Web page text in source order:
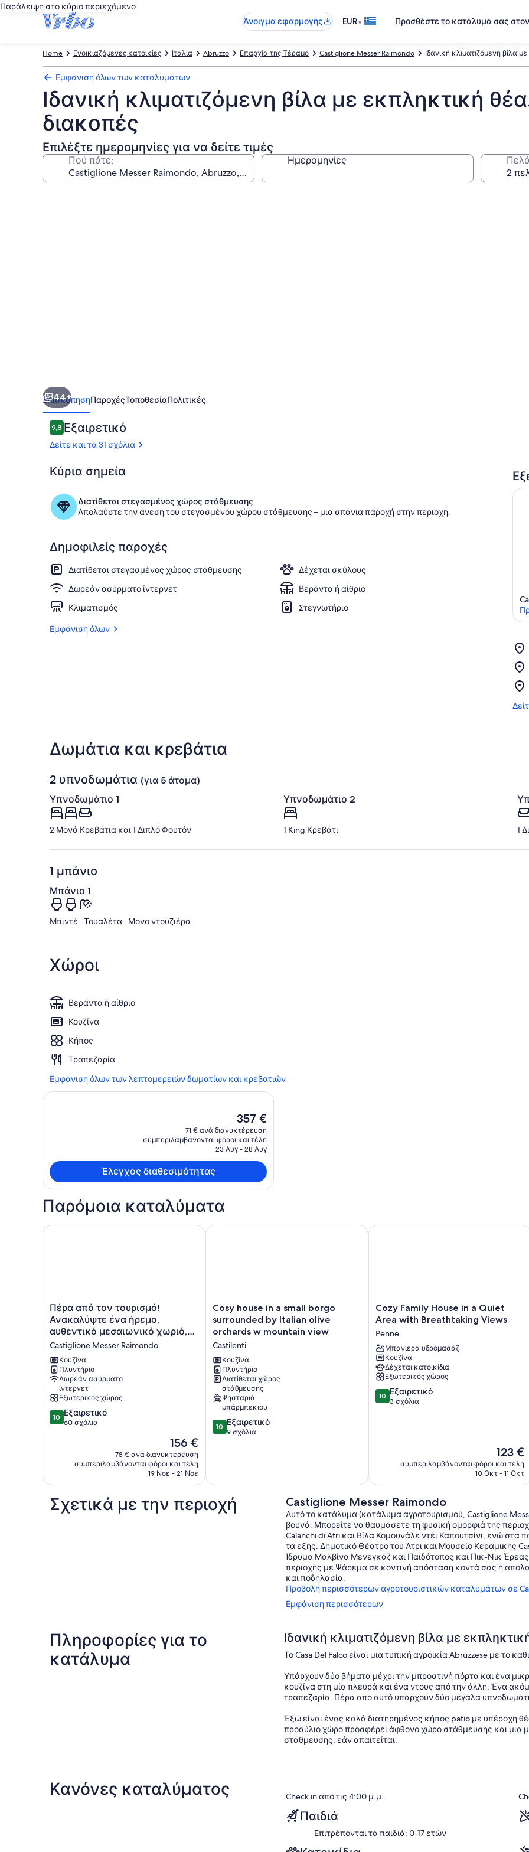
Παράλειψη στο κύριο περιεχόμενο
Άνοιγμα εφαρμογής
EUR• Προσθέστε το κατάλυμά σας
Ιδανική κλιματιζόμενη βίλα
Castiglione Messer Raimondo
Επαρχία της Τέραμο
Abruzzo
Ιταλία
Ενοικιαζόμενες κατοικίες
Home
Εμφάνιση όλων των καταλυμάτων
Ιδανική κλιματιζόμενη βίλα με εκπληκτική
διακοπές
Επιλέξτε ημερομηνίες για να δείτε τιμές
Πού πάτε; Ημερομηνίες
ήσυχες
διακοπές
44+
ΕπισκόπησηΠαροχέςΤοποθεσίαΠολιτικές
Σχόλια
9,89,8 στα 10
Εξαιρετικό
Δείτε και τα 31 σχόλια
Κύρια σημεία
Διατίθεται στεγασμένος χώρος στάθμευσης
Απολαύστε την άνεση του στεγασμένου χώρου στάθμευσης – μια σπάνια παροχή στην περιοχή.
Δημοφιλείς παροχές
Διατίθεται στεγασμένος χώρος στάθμευσης
Δέχεται σκύλους
Δωρεάν ασύρματο ίντερνετ
Βεράντα ή αίθριο
Κλιματισμός
Στεγνωτήριο
Εμφάνιση όλων
Δωμάτια και κρεβάτια
2 υπνοδωμάτια (για 5 άτομα)
Υπνοδωμάτιο 1
2 Μονά Κρεβάτια και 1 Διπλό Φουτόν
Υπνοδωμάτιο 2
1 King Κρεβάτι 1
1 μπάνιο
Μπάνιο 1
Μπιντέ · Τουαλέτα · Μόνο ντουζιέρα
Χώροι
Βεράντα ή αίθριο
Κουζίνα
Κήπος
Τραπεζαρία
Εμφάνιση όλων των λεπτομερειών δωματίων και κρεβατιών
Η
τρέχουσα
τιμή
είναι
357 €
357 €
71 € ανά διανυκτέρευση
συμπεριλαμβάνονται φόροι και τέλη
23 Αυγ - 28 Αυγ
Έλεγχος διαθεσιμότητας
Παρόμοια καταλύματα
Πέρα
από
τον
τουρισμό!
Ανακαλύψτε
ένα
ήρεμο,
αυθεντικό
μεσαιωνικό
χωριό,
ένα
γοητευτικό
Raimondo
Πέρα από τον τουρισμό!
Ανακαλύψτε ένα ήρεμο,
αυθεντικό μεσαιωνικό χωριό,
ένα γοητευτικό σπίτι.
Castiglione Messer Raimondo
Κουζίνα
Πλυντήριο
Δωρεάν ασύρματο
ίντερνετ
Εξωτερικός χώρος
10.0
στα
σχόλια
10 Εξαιρετικό
60 σχόλια
Η
τιμή
είναι
156 €
156 €
78 € ανά διανυκτέρευση
συμπεριλαμβάνονται φόροι και τέλη
19 Νοε - 21 Νοε
Πέρα από τον τουρισμό! Ανακαλύψτε ένα ήρεμο, αυθεντικό μεσαιωνικό χωριό, ένα γοητευτικό σπίτι.
Cosy
house
in
small
borgo
surrounded
by
Italian
olive
orchards
w
mountain
Cosy house in a small borgo
surrounded by Italian olive
orchards w mountain view
Castilenti
Κουζίνα
Πλυντήριο
Διατίθεται χώρος
στάθμευσης
Ψησταριά
μπάρμπεκιου
10.0
στα
10 Εξαιρετικό
9 σχόλια
Cosy house in a small borgo surrounded by Italian olive orchards w
Cozy
Family
in
a
Quiet
Area
with
Breathtaking
Views
Cozy Family House in a Quiet
Area with Breathtaking Views
Penne
Μπανιέρα υδρομασάζ
Κουζίνα
Δέχεται κατοικίδια
Εξωτερικός χώρος
10.0
στα
10 Εξαιρετικό
3 σχόλια
Η
τιμή
είναι
123 €
συμπεριλαμβάνονται φόροι και τέλη
10 Οκτ - 11 Οκτ
Cozy Family House in a Quiet Area
Σχετικά με την περιοχή Castiglione Messer Raimondo
Αυτό το κατάλυμα (κατάλυμα αγροτουρισμού, Castiglione
βουνά. Μπορείτε να θαυμάσετε τη φυσική ομορφιά της
Calanchi di Atri και Βίλα Κομουνάλε ντέι Καπουτσίνι, ενώ στα
τα εξής: Δημοτικό Θέατρο του Άτρι και Μουσείο Κεραμικής
Ίδρυμα Μαλβίνα Μενεγκάζ και Παιδότοπος και Πικ-Νικ
περιοχής με Ψάρεμα σε κοντινή απόσταση κοντά σας ή
και ποδηλασία.
Προβολή περισσότερων αγροτουριστικών καταλυμάτων σε
Εμφάνιση περισσότερων
Πληροφορίες για το
κατάλυμα
Ιδανική κλιματιζόμενη βίλα με
Το Casa Del Falco είναι μια τυπική αγροικία Abruzzese με το
Υπάρχουν δύο βήματα μέχρι την μπροστινή πόρτα και ένα
κουζίνα στη μία πλευρά και ένα ντους από την άλλη. Ένα
τραπεζαρία. Πέρα από αυτό υπάρχουν δύο μεγάλα
Έξω είναι ένας καλά διατηρημένος κήπος patio με υπέροχη
προαύλιο χώρο προσφέρει άφθονο χώρο στάθμευσης και μια
στάθμευσης, εάν απαιτείται.
Περιτριγυρισμένο από ελαιόδεντρα και βαθιά μέσα στην
γεύση του αγροτικού Abruzzo. Βρίσκεται στο μέσο της
Bisenti, και τα δύο με τα όμορφα μεσαιωνικά κέντρα που
Η διαδρομή προς το σπίτι περιλαμβάνει κάποιες εκτάσεις
Κανόνες καταλύματος Check in από τις 4:00 μ.μ.
Παιδιά
Επιτρέπονται τα παιδιά: 0-17 ετών